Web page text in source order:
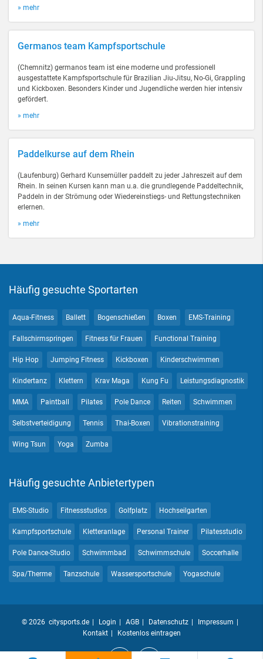
» mehr
Germanos team Kampfsportschule
(Chemnitz) germanos team ist eine moderne und professionell
ausgestattete Kampfsportschule für Brazilian Jiu-Jitsu, No-Gi, Grappling
und Kickboxen. Besonders Kinder und Jugendliche werden hier intensiv
gefördert.
» mehr
Paddelkurse auf dem Rhein
(Laufenburg) Gerhard Kunsemüller paddelt zu jeder Jahreszeit auf dem
Rhein. In seinen Kursen kann man u.a. die grundlegende Paddeltechnik,
Paddeln in der Strömung oder Wiedereinstiegs- und Rettungstechniken
erlernen.
» mehr
Häufig gesuchte Sportarten
Aqua-Fitness Ballett Bogenschießen Boxen EMS-Training
Fallschirmspringen Fitness für Frauen Functional Training
Hip Hop Jumping Fitness Kickboxen Kinderschwimmen
Kindertanz Klettern Krav Maga Kung Fu Leistungsdiagnostik
MMA Paintball Pilates Pole Dance Reiten Schwimmen
Selbstverteidigung Tennis Thai-Boxen Vibrationstraining
Wing Tsun Yoga Zumba
Häufig gesuchte Anbietertypen
EMS-Studio Fitnessstudios Golfplatz Hochseilgarten
Kampfsportschule Kletteranlage Personal Trainer Pilatesstudio
Pole Dance-Studio Schwimmbad Schwimmschule Soccerhalle
Spa/Therme Tanzschule Wassersportschule Yogaschule
© 2026 citysports.de Login AGB Datenschutz
Impressum
Kontakt
Kostenlos eintragen